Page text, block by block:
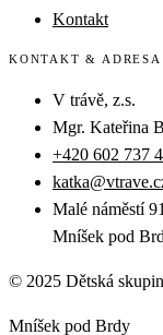
Kontakt
KONTAKT & ADRESA
V trávě, z.s.
Mgr. Kateřina
+420 602 737
Malé náměstí 91
Mníšek pod
© 2025 Dětská
Mníšek pod Brdy